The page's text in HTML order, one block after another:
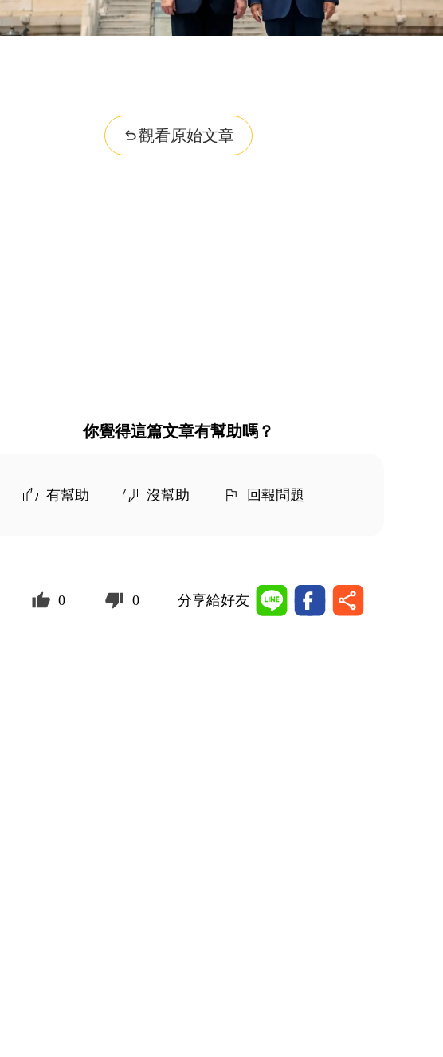
觀看原始文章
你覺得這篇文章有幫助嗎？
有幫助 沒幫助 回報問題
0 0 分享給好友